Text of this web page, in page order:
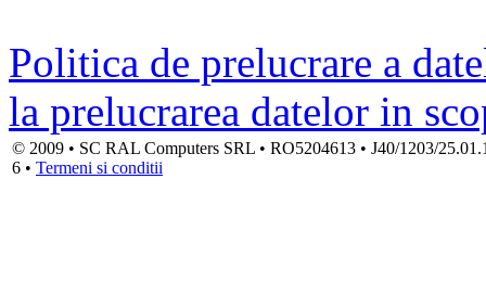
Politica de prelucrare a
la prelucrarea datelor in
© 2009 • SC RAL Computers SRL • RO5204613 • J40/1203/
6 • Termeni si conditii